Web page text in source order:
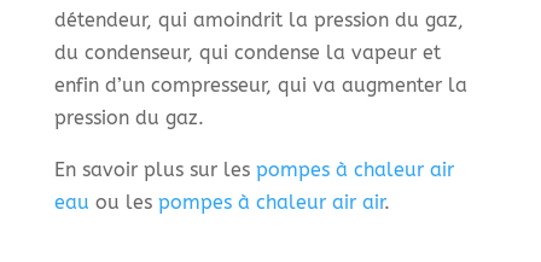
détendeur, qui amoindrit la pression du gaz,
du condenseur, qui condense la vapeur et
enfin d’un compresseur, qui va augmenter la
pression du gaz.
En savoir plus sur les pompes à chaleur air
eau ou les pompes à chaleur air air.